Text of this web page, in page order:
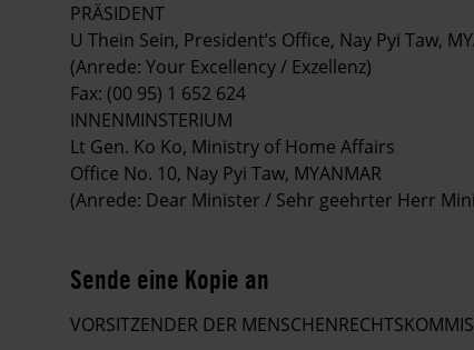
PRÄSIDENT
U Thein Sein, President’s Office, Nay Pyi Taw,
(Anrede: Your Excellency / Exzellenz)
Fax: (00 95) 1 652 624
INNENMINSTERIUM
Lt Gen. Ko Ko, Ministry of Home Affairs
Office No. 10, Nay Pyi Taw, MYANMAR
(Anrede: Dear Minister / Sehr geehrter Herr
Sende eine Kopie an
VORSITZENDER DER